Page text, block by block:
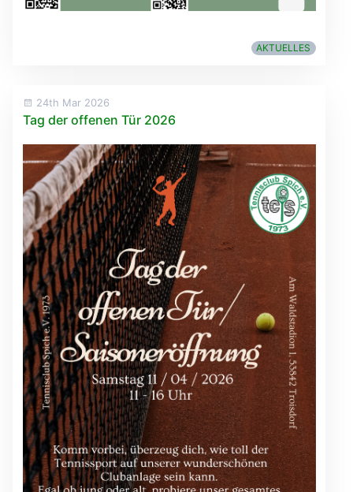
AKTUELLES
24th Mar 2026
Tag der offenen Tür 2026